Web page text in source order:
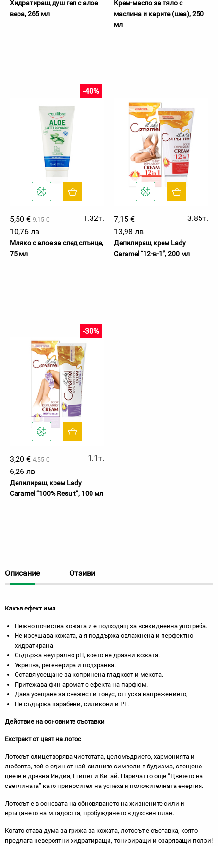
Хидратиращ душ гел с алое
вера, 265 мл
Крем-масло за тяло с
маслина и карите (шеа), 250
мл
5,50 € 9.15 €
-40%
1.32т.
10,76 лв
Мляко с алое за след слънце,
75 мл
7,15 €
3.85т.
13,98 лв
Депилиращ крем Lady
Caramel “12-в-1”, 200 мл
3,20 € 4.55 €
-30%
1.1т.
6,26 лв
Депилиращ крем Lady
Caramel “100% Result”, 100 мл
Описание Отзиви
Какъв ефект има
Нежно почиства кожата и е подходящ за всекидневна употреба.
Не изсушава кожата, а я поддържа овлажнена и перфектно
хидратирана.
Съдържа неутрално pH, което не дразни кожата.
Укрепва, регенерира и подхранва.
Оставя усещане за копринена гладкост и мекота.
Притежава фин аромат с ефекта на парфюм.
Дава усещане за свежест и тонус, отпуска напрежението,
Не съдържа парабени, силикони и РЕ.
Действие на основните съставки
Екстракт от цвят на лотос
Лотосът олицетворява чистотата, целомъдрието, хармонията и
любовта, той е един от най-силните символи в будизма, свещено
цвете в древна Индия, Египет и Китай. Наричат го още “Цветето на
светлината” като приносител на успеха и положителната енергия.
Лотосът е в основата на обновяването на жизнените сили и
връщането на младостта, пробуждането в духовен план.
Когато става дума за грижа за кожата, лотосът е съставка, която
предлага невероятни хидратиращи, тонизиращи и озаряващи ползи!